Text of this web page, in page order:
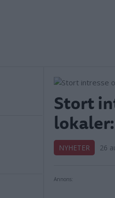
Stort
NYHETER 26
Annons: